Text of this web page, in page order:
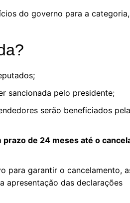
do governo para a
sancionada pelo presidente;
serão beneficiados pela
prazo de 24 meses até o
para garantir o cancelamento,
apresentação das declarações